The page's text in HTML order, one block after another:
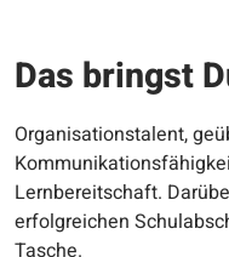
Das bringst
Organisationstalent,
Lernbereitschaft.
erfolgreichen
Tasche.